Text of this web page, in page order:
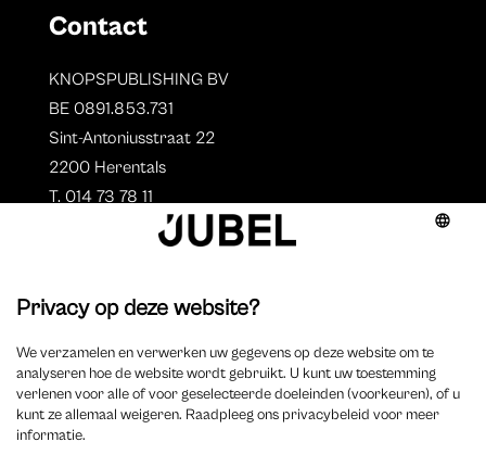
Contact
KNOPSPUBLISHING BV
BE 0891.853.731
Sint-Antoniusstraat 22
2200 Herentals
T. 014 73 78 11
Aperçu des auteurs
Devenir auteur ?